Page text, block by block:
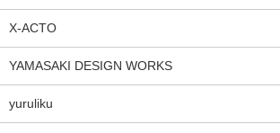
X-ACTO
YAMASAKI DESIGN WORKS
yuruliku